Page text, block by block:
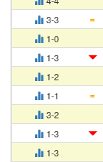
3-3
=
1-0
1-3
1-2
1-1
=
3-2
1-3
1-3